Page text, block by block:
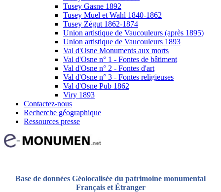
Tusey Gasne 1892
Tusey Muel et Wahl 1840-1862
Tusey Zégut 1862-1874
Union artistique de Vaucouleurs (après 1895)
Union artistique de Vaucouleurs 1893
Val d'Osne Monuments aux morts
Val d'Osne n° 1 - Fontes de bâtiment
Val d'Osne n° 2 - Fontes d'art
Val d'Osne n° 3 - Fontes religieuses
Val d'Osne Pub 1862
Viry 1893
Contactez-nous
Recherche géographique
Ressources presse
Base de données Géolocalisée du patrimoine monumental
Français et Étranger